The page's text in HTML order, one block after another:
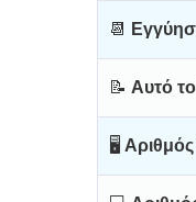
📆
📝 Αυτό
🖥